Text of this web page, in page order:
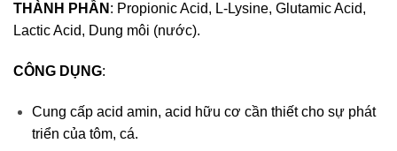
THÀNH PHẦN : Propionic Acid, L-Lysine, Glutamic Acid,
Lactic Acid, Dung môi (nước).
CÔNG DỤNG:
Cung cấp acid amin, acid hữu cơ cần thiết cho sự phát
triển của tôm, cá.